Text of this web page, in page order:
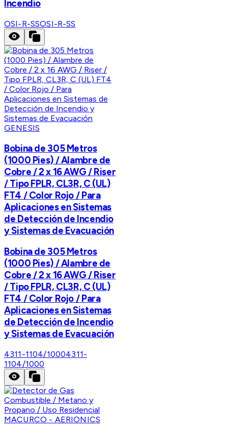
Incendio
OSI-R-SSOSI-R-SS
GENESIS
Bobina de 305 Metros
(1000 Pies) / Alambre de
Cobre / 2 x 16 AWG / Riser
/ Tipo FPLR, CL3R, C (UL)
FT4 / Color Rojo / Para
Aplicaciones en Sistemas
de Detección de Incendio
y Sistemas de Evacuación
Bobina de 305 Metros
(1000 Pies) / Alambre de
Cobre / 2 x 16 AWG / Riser
/ Tipo FPLR, CL3R, C (UL)
FT4 / Color Rojo / Para
Aplicaciones en Sistemas
de Detección de Incendio
y Sistemas de Evacuación
4311-1104/10004311-
1104/1000
MACURCO - AERIONICS